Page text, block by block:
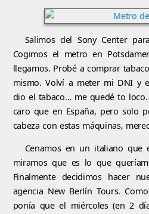
Salimos del Sony Center
Cogimos el metro en
llegamos. Probé a comprar
mismo. Volví a meter mi DNI y
dio el tabaco… me quedé to
caro que en España, pero solo
cabeza con estas máquinas,
Cenamos en un italiano
miramos que es lo que
Finalmente decidimos hacer
agencia New Berlín Tours.
ponía que el miércoles (en 2